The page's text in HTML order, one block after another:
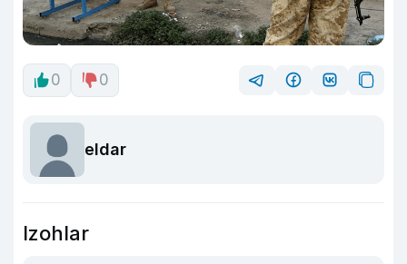
0 0
eldar
Izohlar